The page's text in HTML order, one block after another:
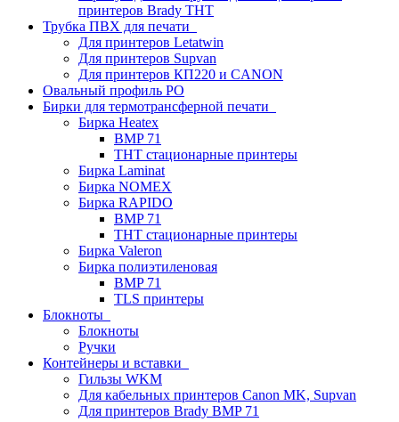
принтеров Brady THT
Трубка ПВХ для печати
Для принтеров Letatwin
Для принтеров Supvan
Для принтеров КП220 и CANON
Овальный профиль PO
Бирки для термотрансферной печати
Бирка Heatex
BMP 71
THT стационарные принтеры
Бирка Laminat
Бирка NOMEX
Бирка RAPIDO
BMP 71
THT стационарные принтеры
Бирка Valeron
Бирка полиэтиленовая
BMP 71
TLS принтеры
Блокноты
Блокноты
Ручки
Контейнеры и вставки
Гильзы WKM
Для кабельных принтеров Canon MK, Supvan
Для принтеров Brady BMP 71